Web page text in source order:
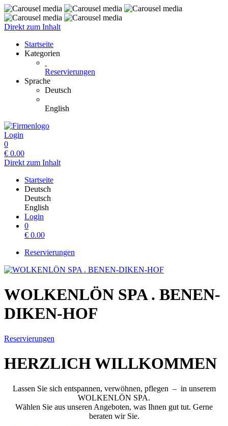
Direkt zum Inhalt
Startseite
Kategorien
Reservierungen
Sprache
Deutsch
English
Login
0
€ 0.00
Direkt zum Inhalt
Startseite
Deutsch
Deutsch
English
Login
0
€ 0.00
Reservierungen
WOLKENLÖN SPA . BENEN-
DIKEN-HOF
Reservierungen
HERZLICH WILLKOMMEN
Lassen Sie sich entspannen, verwöhnen, pflegen – in unserem
WOLKENLÖN SPA.
Wählen Sie aus unseren Angeboten, was Ihnen gut tut. Gerne
beraten wir Sie.